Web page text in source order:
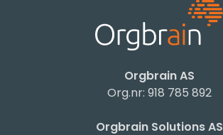
Orgbrain AS
Org.nr: 918 785 892
Orgbrain Solutions AS